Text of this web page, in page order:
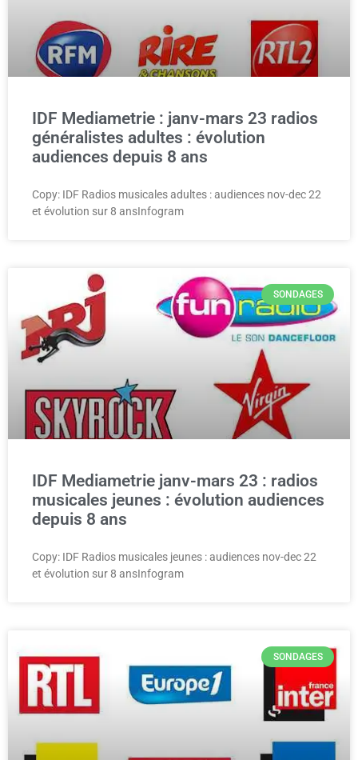
IDF Mediametrie : janv-mars 23 radios
généralistes adultes : évolution
audiences depuis 8 ans
Copy: IDF Radios musicales adultes : audiences nov-dec 22
et évolution sur 8 ansInfogram
SONDAGES
IDF Mediametrie janv-mars 23 : radios
musicales jeunes : évolution audiences
depuis 8 ans
Copy: IDF Radios musicales jeunes : audiences nov-dec 22
et évolution sur 8 ansInfogram
SONDAGES